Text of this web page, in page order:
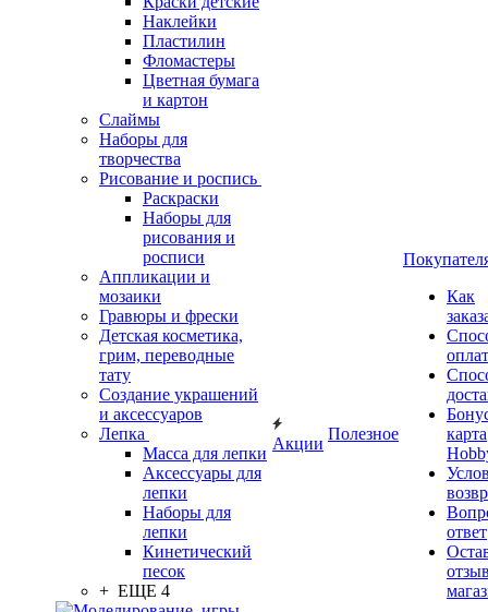
Наклейки
Пластилин
Фломастеры
Цветная бумага
и картон
Слаймы
Наборы для
творчества
Рисование и роспись
Раскраски
Наборы для
рисования и
росписи
Аппликации и
мозаики
Гравюры и фрески
Детская косметика,
грим, переводные
тату
Создание украшений
и аксессуаров
Лепка
Масса для лепки
Аксессуары для
лепки
Наборы для
лепки
Кинетический
песок
+ ЕЩЕ 4
Акции
Полезное
Как
карта
ответ